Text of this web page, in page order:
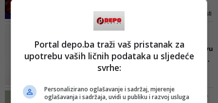
U zamazivanju očiju građanima
Sarajeva i BiH, Komšiću – ličnosti
njega samog
Gadite nam se! Bibo, glavu
gore! Napad na 'čudićke...
pomoći svakome bez da to servira
na press konferencijama i
JOVAN DIVJAK/ 5 DOGAĐAJA
Portal depo.ba traži vaš pristanak za
upotrebu vaših ličnih podataka u sljedeće
svrhe:
Personalizirano oglašavanje i sadržaj, mjerenje
oglašavanja i sadržaja, uvidi u publiku i razvoj usluga